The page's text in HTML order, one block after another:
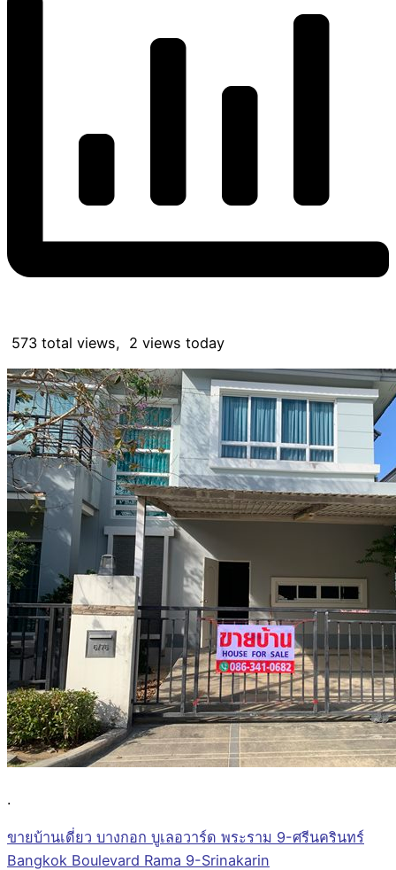
573 total views, 2 views today
.
ขายบ้านเดี่ยว บางกอก บูเลอวาร์ด พระราม 9-ศรีนครินทร์
Bangkok Boulevard Rama 9-Srinakarin